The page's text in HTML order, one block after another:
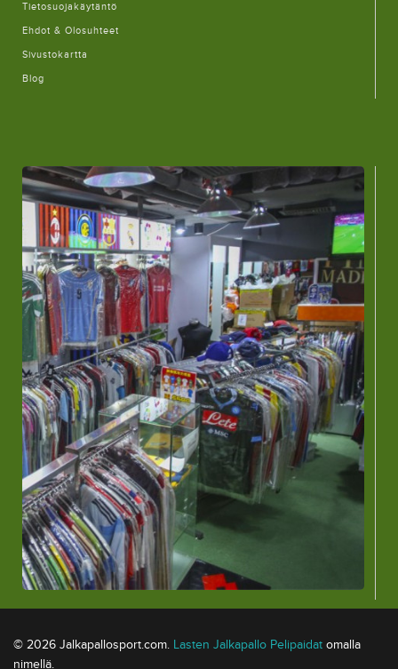
Tietosuojakäytäntö
Ehdot & Olosuhteet
Sivustokartta
Blog
© 2026 Jalkapallosport.com. Lasten Jalkapallo Pelipaidat omalla
nimellä.